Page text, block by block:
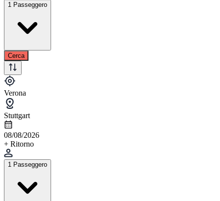
1 Passeggero
Cerca
Verona
Stuttgart
08/08/2026
+ Ritorno
1 Passeggero